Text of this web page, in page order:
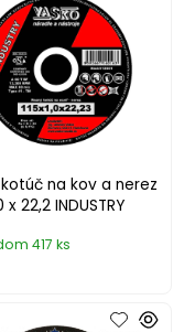
na kov a nerez
x 22,2 INDUSTRY
417 ks